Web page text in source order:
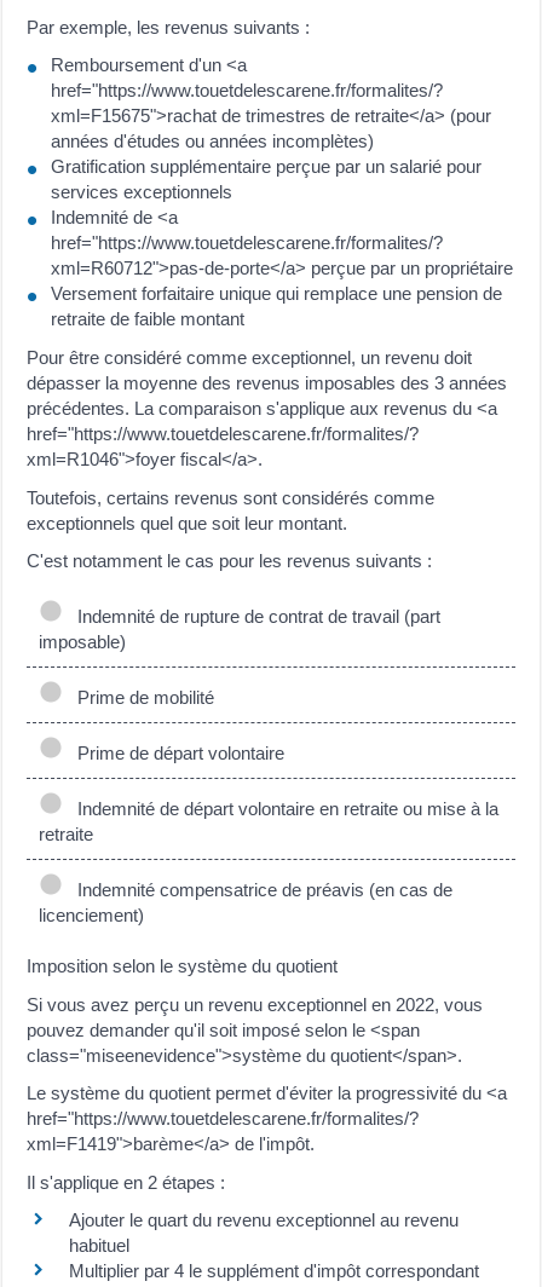
Par exemple, les revenus suivants :
Remboursement d'un <a
href="https://www.touetdelescarene.fr/formalites/?
xml=F15675">rachat de trimestres de retraite</a> (pour
années d'études ou années incomplètes)
Gratification supplémentaire perçue par un salarié pour
services exceptionnels
Indemnité de <a
href="https://www.touetdelescarene.fr/formalites/?
xml=R60712">pas-de-porte</a> perçue par un propriétaire
Versement forfaitaire unique qui remplace une pension de
retraite de faible montant
Pour être considéré comme exceptionnel, un revenu doit
dépasser la moyenne des revenus imposables des 3 années
précédentes. La comparaison s'applique aux revenus du <a
href="https://www.touetdelescarene.fr/formalites/?
xml=R1046">foyer fiscal</a>.
Toutefois, certains revenus sont considérés comme
exceptionnels quel que soit leur montant.
C'est notamment le cas pour les revenus suivants :
Indemnité de rupture de contrat de travail (part
imposable)
Prime de mobilité
Prime de départ volontaire
Indemnité de départ volontaire en retraite ou mise à la
retraite
Indemnité compensatrice de préavis (en cas de
licenciement)
Imposition selon le système du quotient
Si vous avez perçu un revenu exceptionnel en 2022, vous
pouvez demander qu'il soit imposé selon le <span
class="miseenevidence">système du quotient</span>.
Le système du quotient permet d'éviter la progressivité du <a
href="https://www.touetdelescarene.fr/formalites/?
xml=F1419">barème</a> de l'impôt.
Il s'applique en 2 étapes :
Ajouter le quart du revenu exceptionnel au revenu
habituel
Multiplier par 4 le supplément d'impôt correspondant